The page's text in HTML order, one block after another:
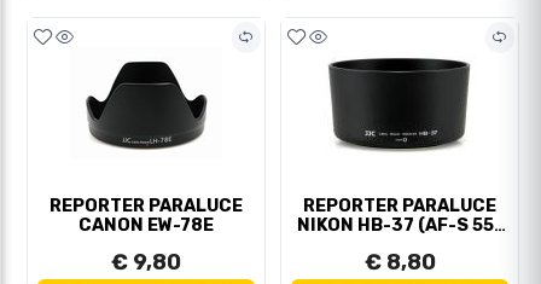
REPORTER PARALUCE
CANON EW-78E
€ 9,80
REPORTER PARALUCE
NIKON HB-37 (AF-S 55-
€ 8,80